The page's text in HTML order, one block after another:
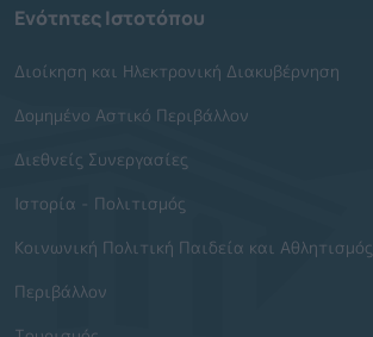
Ενότητες Ιστοτόπου
Διοίκηση και Ηλεκτρονική Διακυβέρνηση
Δομημένο Αστικό Περιβάλλον
Διεθνείς Συνεργασίες
Ιστορία - Πολιτισμός
Κοινωνική Πολιτική Παιδεία και Αθλητισμός
Περιβάλλον